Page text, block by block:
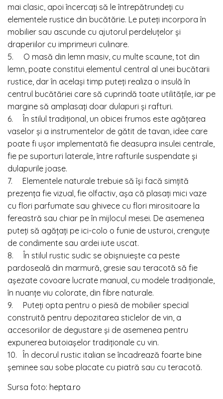
mai clasic, apoi încercați să le întrepătrundeți cu
elementele rustice din bucătărie. Le puteți incorpora în
mobilier sau ascunde cu ajutorul perdeluțelor și
draperiilor cu imprimeuri culinare.
5. O masă din lemn masiv, cu multe scaune, tot din
lemn, poate constitui elementul central al unei bucătarii
rustice, dar în același timp puteți realiza o insulă în
centrul bucătăriei care să cuprindă toate utilitățile, iar pe
margine să amplasați doar dulapuri și rafturi.
6. În stilul tradițional, un obicei frumos este agățarea
vaselor și a instrumentelor de gătit de tavan, idee care
poate fi ușor implementată fie deasupra insulei centrale,
fie pe suporturi laterale, între rafturile suspendate și
dulapurile joase.
7. Elementele naturale trebuie să își facă simțită
prezența fie vizual, fie olfactiv, așa că plasați mici vaze
cu flori parfumate sau ghivece cu flori mirositoare la
fereastră sau chiar pe în mijlocul mesei. De asemenea
puteți să agățați pe ici-colo o funie de usturoi, crenguțe
de condimente sau ardei iute uscat.
8. În stilul rustic sudic se obișnuiește ca peste
pardoseală din marmură, gresie sau teracotă să fie
așezate covoare lucrate manual, cu modele tradiționale,
în nuanțe viu colorate, din fibre naturale.
9. Puteți opta pentru o piesă de mobilier special
construită pentru depozitarea sticlelor de vin, a
accesoriilor de degustare și de asemenea pentru
expunerea butoiașelor tradiționale cu vin.
10. În decorul rustic italian se încadrează foarte bine
șeminee sau sobe placate cu piatră sau cu teracotă.
Sursa foto: hepta.ro